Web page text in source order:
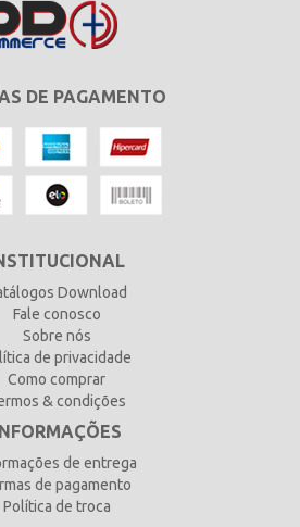
DE PAGAMENTO
Download
Fale conosco
Sobre nós
de privacidade
Como comprar
& condições
de entrega
de pagamento
Política de troca